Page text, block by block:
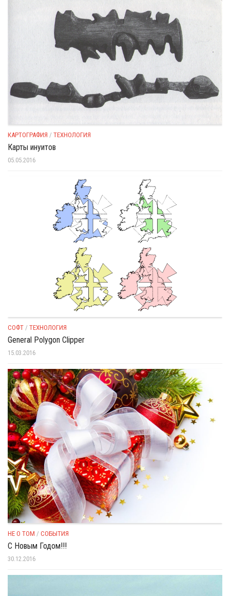
КАРТОГРАФИЯ / ТЕХНОЛОГИЯ
Карты инуитов
05.05.2016
СОФТ / ТЕХНОЛОГИЯ
General Polygon Clipper
15.03.2016
НЕ О ТОМ / СОБЫТИЯ
С Новым Годом!!!
30.12.2016